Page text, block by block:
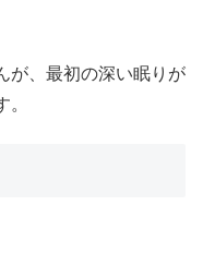
が、最初の深い眠りが